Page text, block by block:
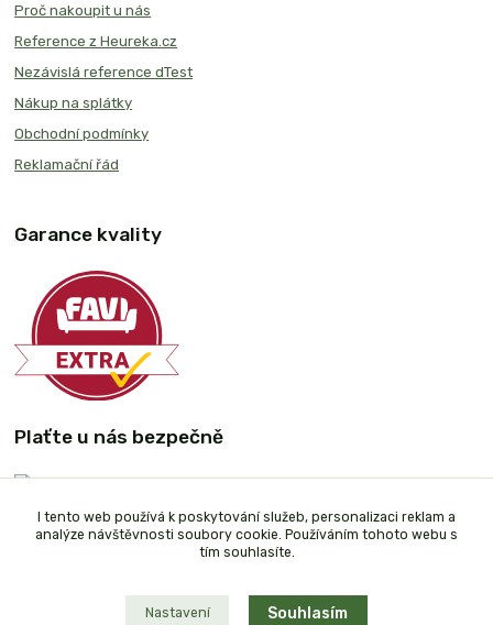
Proč nakoupit u nás
Reference z Heureka.cz
Nezávislá reference dTest
Nákup na splátky
Obchodní podmínky
Reklamační řád
Garance kvality
Plaťte u nás bezpečně
I tento web používá k poskytování služeb, personalizaci reklam a
analýze návštěvnosti soubory cookie. Používáním tohoto webu s
tím souhlasíte.
Nastavení Souhlasím